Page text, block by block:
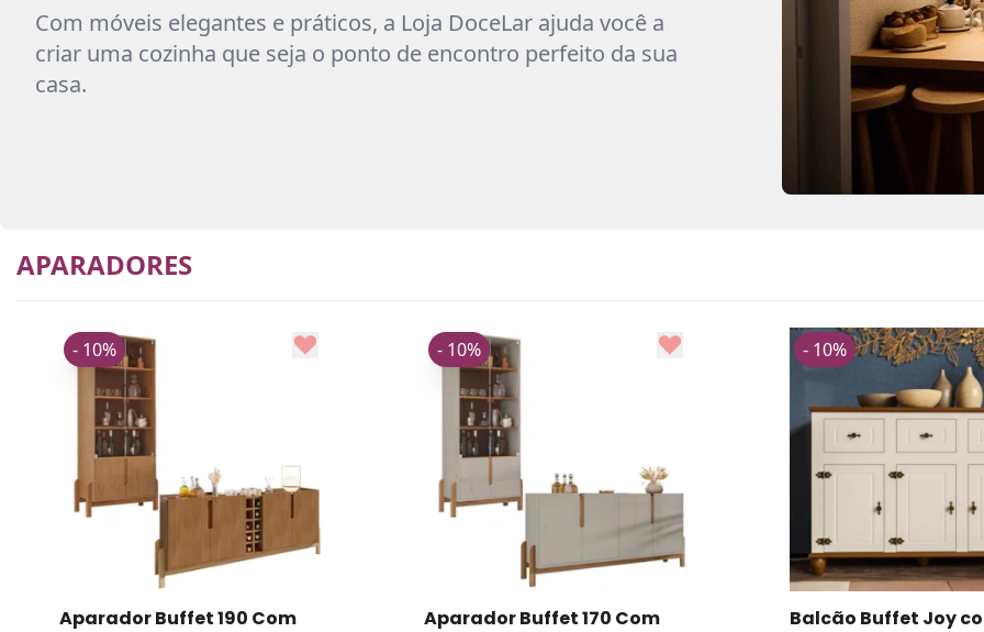
Com móveis elegantes e práticos, a Loja DoceLar ajuda você a
criar uma cozinha que seja o ponto de encontro perfeito da sua
casa.
APARADORES
Aparador Buffet 170 Com
- 10%
Balcão Buffet Joy com 3
- 10%
Conjunto de
- 10%